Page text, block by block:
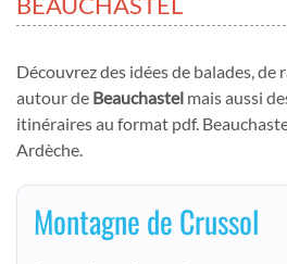
Découvrez des idées de balades,
autour de Beauchastel mais aussi
itinéraires au format pdf.
Ardèche.
Montagne de Crussol